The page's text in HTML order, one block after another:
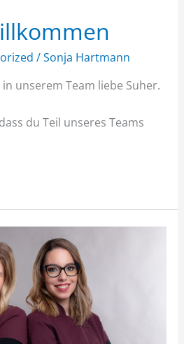
/Sonja Hartmann
unserem Team liebe Suher.
du Teil unseres Teams